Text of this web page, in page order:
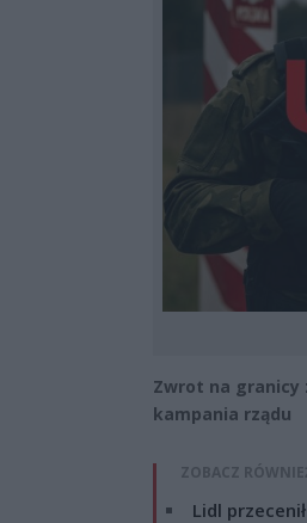
Zwrot na granicy
kampania rządu
ZOBACZ
Lidl